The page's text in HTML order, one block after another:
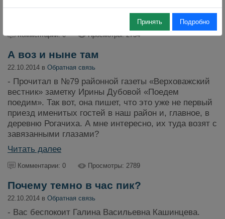
Комментарии: 0 Просмотры: 2734
А воз и ныне там
22.10.2014 в Обратная связь
- Прочитал в №79 районной газеты «Верховажский
вестник» заметку Ирины Дубовой «Поедем
поедим». Так вот, она пишет, что это уже не первый
приезд именитых гостей в наш район и, главное, в
деревню Рогачиха. А мне интересно, их туда возят с
завязанными глазами?
Читать далее
Комментарии: 0 Просмотры: 2789
Почему темно в час пик?
22.10.2014 в Обратная связь
- Вас беспокоит Галина Васильевна Кашинцева.
Принять Подробно